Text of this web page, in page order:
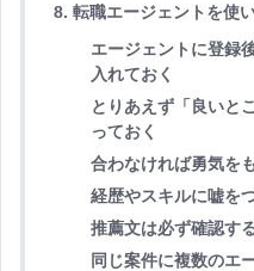
8. 転職エージェントを使
エージェントに登録
入れておく
とりあえず「良いと
っておく
合わなければ勇気を
経歴やスキルに嘘を
推薦文は必ず確認す
同じ案件に複数のエ